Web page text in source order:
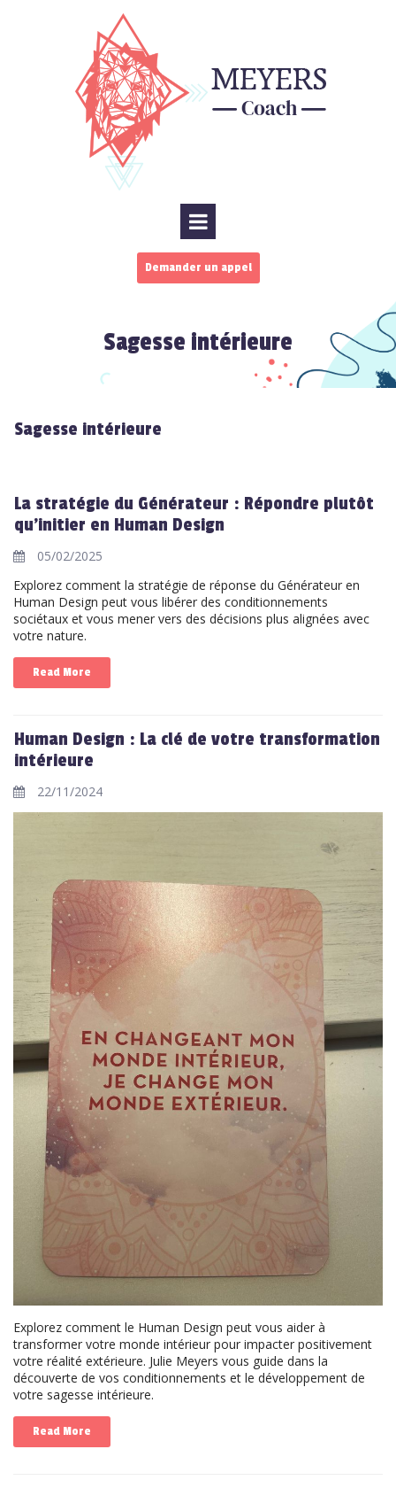
Demander un appel
Sagesse intérieure
Sagesse intérieure
La stratégie du Générateur : Répondre plutôt
qu'initier en Human Design
05/02/2025
Explorez comment la stratégie de réponse du Générateur en
Human Design peut vous libérer des conditionnements
sociétaux et vous mener vers des décisions plus alignées avec
votre nature.
Read More
Human Design : La clé de votre transformation
intérieure
22/11/2024
Explorez comment le Human Design peut vous aider à
transformer votre monde intérieur pour impacter positivement
votre réalité extérieure. Julie Meyers vous guide dans la
découverte de vos conditionnements et le développement de
votre sagesse intérieure.
Read More